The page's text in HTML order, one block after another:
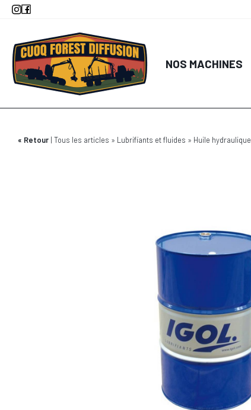
Aller
principal
NOS MACHINES
Retour Tous les articles Lubrifiants et fluides Huile hydraulique